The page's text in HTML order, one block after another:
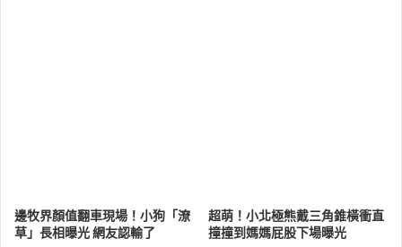
邊牧界顏值翻車現場！小狗「潦
草」長相曝光 網友認輸了
超萌！小北極熊戴三角錐橫衝直
撞撞到媽媽屁股下場曝光